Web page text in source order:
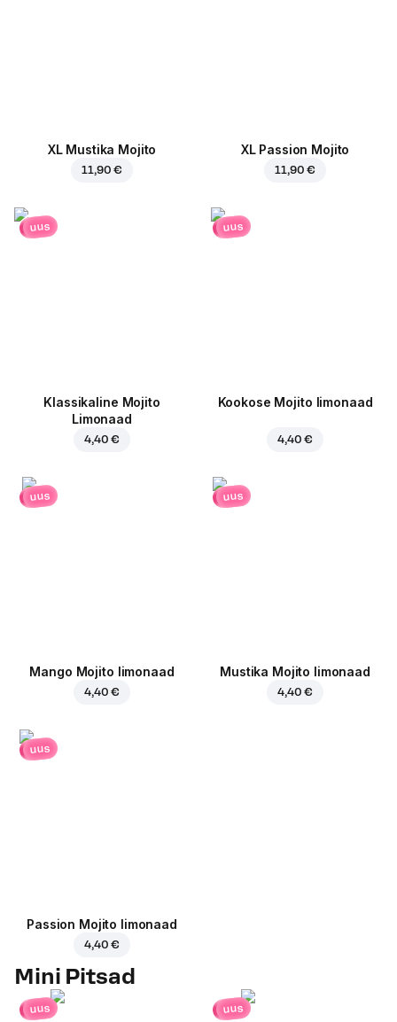
XL Mustika Mojito
11,90 €
XL Passion Mojito
11,90 €
uus
Klassikaline Mojito
Limonaad
4,40 €
uus
Kookose Mojito limonaad
4,40 €
uus
Mango Mojito limonaad
4,40 €
uus
Mustika Mojito limonaad
4,40 €
uus
Passion Mojito limonaad
4,40 €
Mini Pitsad
uus uus